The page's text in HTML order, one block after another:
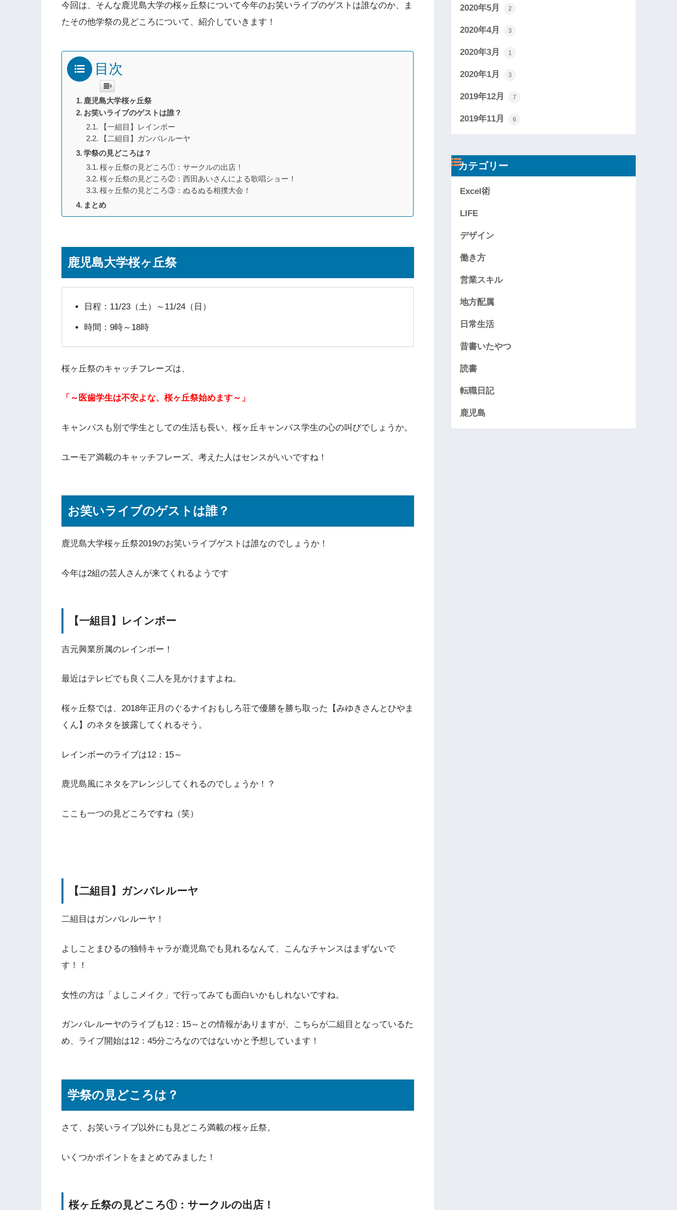
今回は、そんな鹿児島大学の桜ヶ丘祭について今年のお笑いライブのゲストは誰なのか、ま
たその他学祭の見どころについて、紹介していきます！
目次
鹿児島大学桜ヶ丘祭
お笑いライブのゲストは誰？
【一組目】レインボー
【二組目】ガンバレルーヤ
学祭の見どころは？
桜ヶ丘祭の見どころ①：サークルの出店！
桜ヶ丘祭の見どころ②：西田あいさんによる歌唱ショー！
桜ヶ丘祭の見どころ③：ぬるぬる相撲大会！
まとめ
鹿児島大学桜ヶ丘祭
日程：11/23（土）～11/24（日）
時間：9時～18時
桜ヶ丘祭のキャッチフレーズは、
「～医歯学生は不安よな、桜ヶ丘祭始めます～」
キャンパスも別で学生としての生活も長い、桜ヶ丘キャンパス学生の心の叫びでしょうか。
ユーモア満載のキャッチフレーズ。考えた人はセンスがいいですね！
お笑いライブのゲストは誰？
鹿児島大学桜ヶ丘祭2019のお笑いライブゲストは誰なのでしょうか！
今年は2組の芸人さんが来てくれるようです
【一組目】レインボー
吉元興業所属のレインボー！
最近はテレビでも良く二人を見かけますよね。
桜ヶ丘祭では、2018年正月のぐるナイおもしろ荘で優勝を勝ち取った【みゆきさんとひやま
くん】のネタを披露してくれるそう。
レインボーのライブは12：15～
鹿児島風にネタをアレンジしてくれるのでしょうか！？
ここも一つの見どころですね（笑）
【二組目】ガンバレルーヤ
二組目はガンバレルーヤ！
よしことまひるの独特キャラが鹿児島でも見れるなんて、こんなチャンスはまずないで
す！！
女性の方は「よしこメイク」で行ってみても面白いかもしれないですね。
ガンバレルーヤのライブも12：15～との情報がありますが、こちらが二組目となっているた
め、ライブ開始は12：45分ごろなのではないかと予想しています！
学祭の見どころは？
さて、お笑いライブ以外にも見どころ満載の桜ヶ丘祭。
いくつかポイントをまとめてみました！
桜ヶ丘祭の見どころ①：サークルの出店！
2020年5月 2
2020年4月 3
2020年3月 1
2020年1月 3
2019年12月 7
2019年11月 6
カテゴリー
Excel術
LIFE
デザイン
働き方
営業スキル
地方配属
日常生活
昔書いたやつ
読書
転職日記
鹿児島